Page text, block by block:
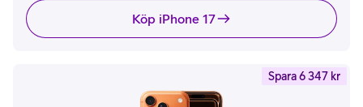
Köp iPhone 17
Spara 6 347 kr